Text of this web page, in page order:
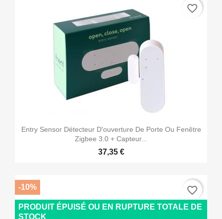
Entry Sensor Détecteur D'ouverture De Porte Ou Fenêtre
Zigbee 3.0 + Capteur...
37,35 €
favorite_border
-10%
PRODUIT ÉPUISÉ OU EN RUPTURE TOTALE DE
STOCK
favorite_border